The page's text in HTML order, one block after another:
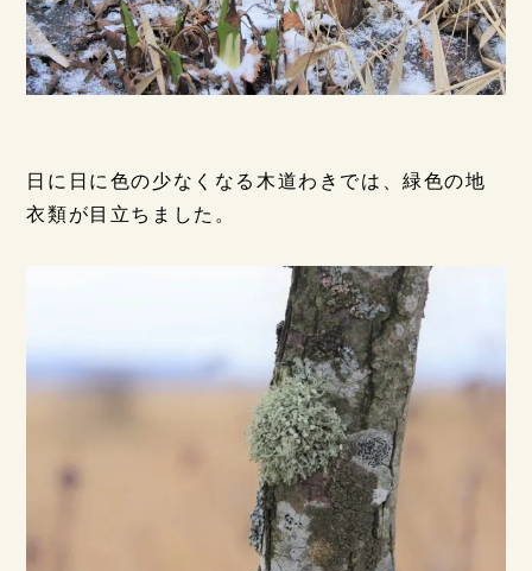
日に日に色の少なくなる木道わきでは、緑色の地
衣類が目立ちました。